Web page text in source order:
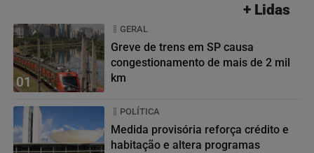
+ Lidas
01
GERAL
Greve de trens em SP causa
congestionamento de mais de 2 mil
km
POLÍTICA
Medida provisória reforça crédito e
habitação e altera programas